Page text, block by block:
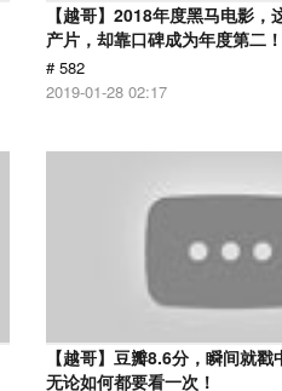
【越哥】2018年度黑马电影，
产片，却靠口碑成为年度第二
# 582
2019-01-28 02:17
【越哥】豆瓣8.6分，瞬间就
无论如何都要看一次！